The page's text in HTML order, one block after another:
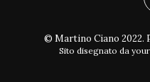
© Martino Ciano 2022.
Sito disegnato da